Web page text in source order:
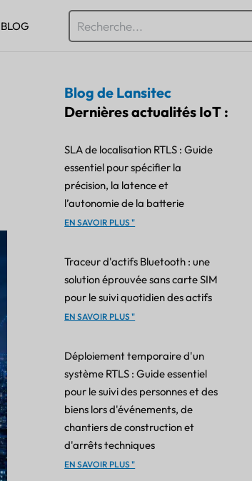
BLOG
Blog de Lansitec
Dernières actualités IoT :
SLA de localisation RTLS : Guide
essentiel pour spécifier la
précision, la latence et
l’autonomie de la batterie
EN SAVOIR PLUS "
Traceur d'actifs Bluetooth : une
solution éprouvée sans carte SIM
pour le suivi quotidien des actifs
EN SAVOIR PLUS "
Déploiement temporaire d'un
système RTLS : Guide essentiel
pour le suivi des personnes et des
biens lors d'événements, de
chantiers de construction et
d'arrêts techniques
EN SAVOIR PLUS "